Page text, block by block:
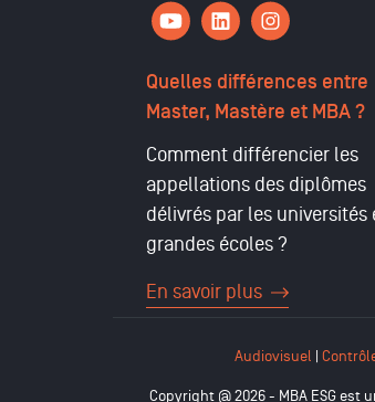
Quelles différences entre
Master, Mastère et MBA ?
Comment différencier les
appellations des diplômes
délivrés par les universités
grandes écoles ?
En savoir plus
Audiovisuel |
Copyright @ 2026 - MBA ESG